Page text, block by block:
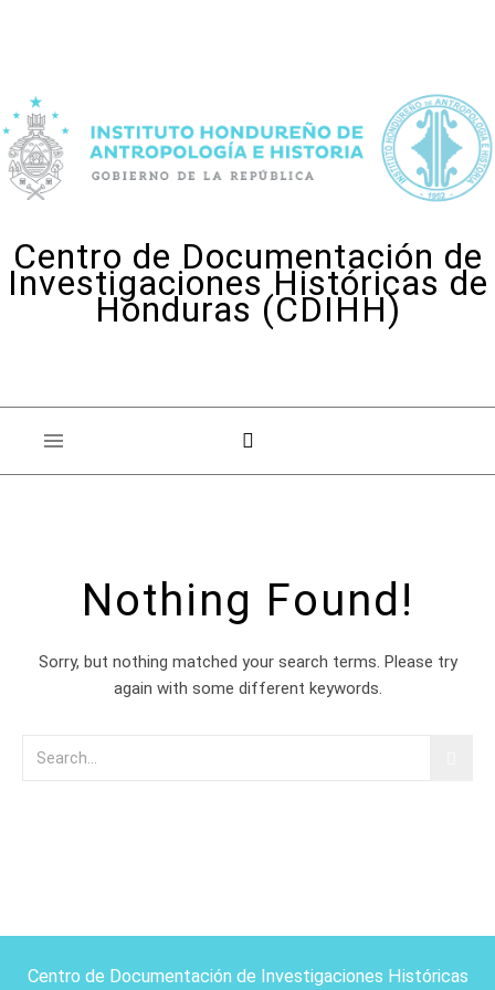
Centro de Documentación de
Investigaciones Históricas de
Honduras (CDIHH)
Nothing Found!
Sorry, but nothing matched your search terms. Please try
again with some different keywords.
Centro de Documentación de Investigaciones Históricas